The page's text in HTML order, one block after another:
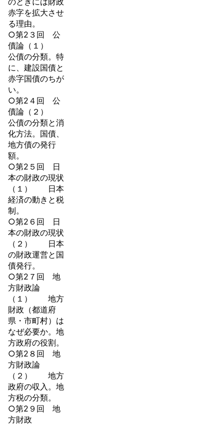
赤字を拡大させ
る理由。
○第2３回 公
債論（１）
公債の分類。特
に、建設国債と
赤字国債のちが
い。
○第2４回 公
債論（２）
公債の分類と消
化方法。国債、
地方債の発行
額。
○第2５回 日
本の財政の現状
（１） 日本
経済の動きと税
制。
○第2６回 日
本の財政の現状
（２） 日本
の財政運営と国
債発行。
○第2７回 地
方財政論
（１） 地方
財政（都道府
県・市町村）は
なぜ必要か。地
方政府の役割。
○第2８回 地
方財政論
（２） 地方
政府の収入。地
方税の分類。
○第2９回 地
方財政